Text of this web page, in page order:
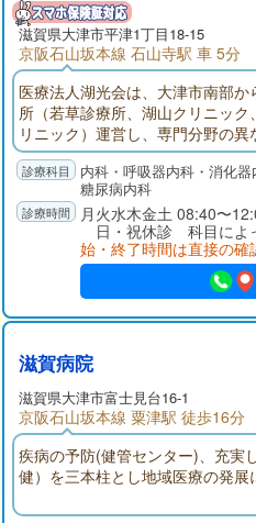
滋賀県大津市平津1丁目18-15
京阪石山坂本線 石山寺駅 車 5分
医療法人湖光会は、大津市南部
所（若草診療所、湖山クリニッ
リニック）運営し、専門分野の
診療を行っております。当院で
循環器内科、糖尿病、代謝・内
る診療体制を整え、質の高い医療
内科・呼吸器内科・消化
糖尿病内科
月火水木金土 08:40〜
日・祝休診 科目によ
始・終了時間は直接の確
滋賀病院
滋賀県大津市富士見台16-1
京阪石山坂本線 粟津駅 徒歩16分
疾病の予防(健管センター)、充実
健）を三本柱とし地域医療の発